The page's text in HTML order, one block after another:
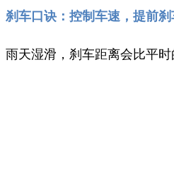
刹车口诀：控制车速，提前刹
雨天湿滑，刹车距离会比平